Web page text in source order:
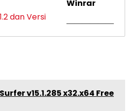
Winrar
dan Versi
——————
v15.1.285 x32.x64 Free